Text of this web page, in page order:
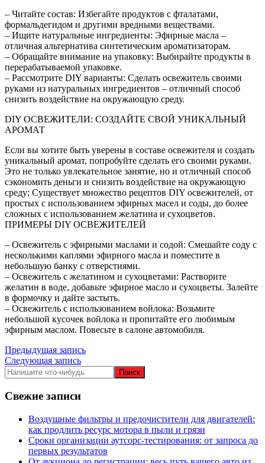
– Читайте состав: Избегайте продуктов с фталатами,
формальдегидом и другими вредными веществами.
– Ищите натуральные ингредиенты: Эфирные масла –
отличная альтернатива синтетическим ароматизаторам.
– Обращайте внимание на упаковку: Выбирайте продукты в
перерабатываемой упаковке.
– Рассмотрите DIY варианты: Сделать освежитель своими
руками из натуральных ингредиентов – отличный способ
снизить воздействие на окружающую среду.
DIY ОСВЕЖИТЕЛИ: СОЗДАЙТЕ СВОЙ УНИКАЛЬНЫЙ
АРОМАТ
Если вы хотите быть уверены в составе освежителя и создать
уникальный аромат, попробуйте сделать его своими руками.
Это не только увлекательное занятие, но и отличный способ
сэкономить деньги и снизить воздействие на окружающую
среду; Существует множество рецептов DIY освежителей, от
простых с использованием эфирных масел и соды, до более
сложных с использованием желатина и сухоцветов.
ПРИМЕРЫ DIY ОСВЕЖИТЕЛЕЙ
– Освежитель с эфирными маслами и содой: Смешайте соду с
несколькими каплями эфирного масла и поместите в
небольшую банку с отверстиями.
– Освежитель с желатином и сухоцветами: Растворите
желатин в воде, добавьте эфирное масло и сухоцветы. Залейте
в формочку и дайте застыть.
– Освежитель с использованием войлока: Возьмите
небольшой кусочек войлока и пропитайте его любимым
эфирным маслом. Повесьте в салоне автомобиля.
Навигация
по
Предыдущая запись
Следующая запись
Свежие записи
Воздушные фильтры и предочистители для двигателей:
как продлить ресурс мотора в пыли и грязи
Сроки организации аутсорс‑тестирования: от запроса до
первых результатов